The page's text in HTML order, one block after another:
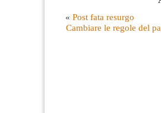
« Post fata resurgo
Cambiare le regole del